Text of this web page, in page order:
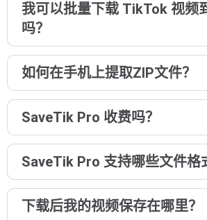
我可以批量下载 TikTok 视频
吗？
如何在手机上提取ZIP文件？
SaveTik Pro 收费吗？
SaveTik Pro 支持哪些文件格
下载后我的视频保存在哪里？